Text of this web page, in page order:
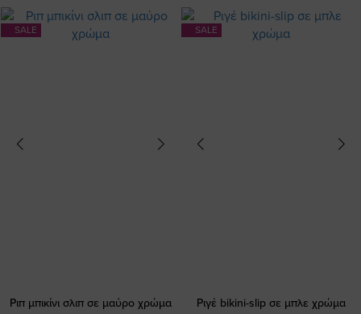
SALE
Ριπ μπικίνι σλιπ σε μαύρο χρώμα
SALE
Ριγέ bikini-slip σε μπλε χρώμα